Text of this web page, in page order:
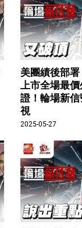
美團績後部
上市全場最
證！輪場新
視
2025-05-27